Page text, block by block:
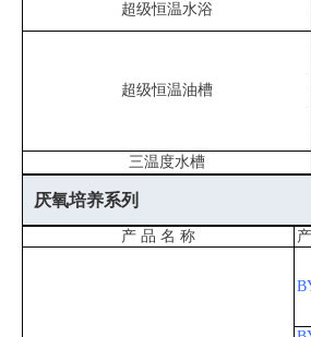
超级恒温水浴
超级恒温油槽
三温度水槽
厌氧培养系列
产 品 名 称